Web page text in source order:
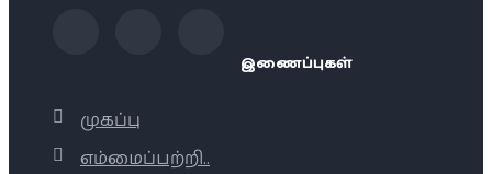
இணைப்புகள்
முகப்பு
எம்மைப்பற்றி..